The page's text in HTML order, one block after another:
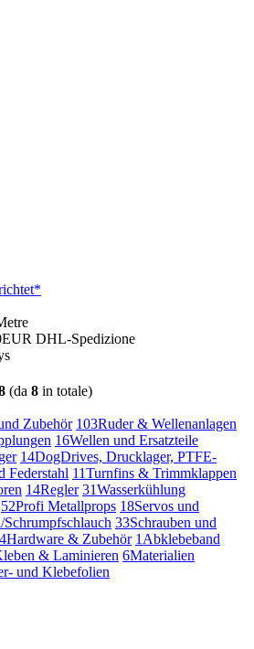
DHL-Spedizione
(da 8 in totale)
Zubehör 103Ruder & Wellenanlagen
16Wellen und Ersatzteile
14DogDrives, Drucklager, PTFE-
Federstahl 11Turnfins & Trimmklappen
14Regler 31Wasserkühlung
52Profi Metallprops 18Servos und
Schrumpfschlauch 33Schrauben und
Hardware & Zubehör 1 Abklebeband
& Laminieren 6Materialien
und Klebefolien